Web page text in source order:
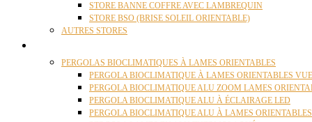
STORE BANNE COFFRE AVEC LAMBREQUIN
STORE BSO (BRISE SOLEIL ORIENTABLE)
AUTRES STORES
PERGOLAS BIOCLIMATIQUES À LAMES ORIENTABLES
PERGOLA BIOCLIMATIQUE À LAMES ORIENTABLES
PERGOLA BIOCLIMATIQUE ALU ZOOM LAMES
PERGOLA BIOCLIMATIQUE ALU À ÉCLAIRAGE LED
PERGOLA BIOCLIMATIQUE ALU À LAMES